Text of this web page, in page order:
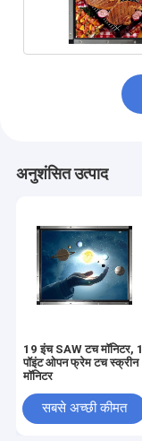
अनुशंसित उत्पाद
19 इंच SAW टच मॉनिटर, 1
पॉइंट ओपन फ्रेम टच स्क्रीन
मॉनिटर
सबसे अच्छी कीमत